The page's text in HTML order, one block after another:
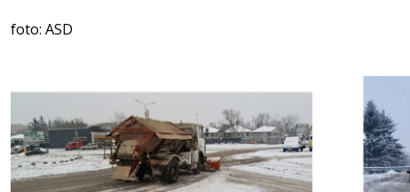
foto: ASD